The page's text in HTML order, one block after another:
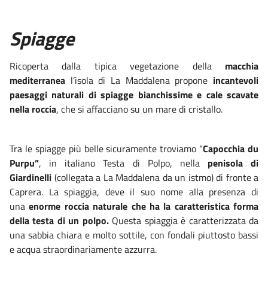
Spiagge
Ricoperta dalla tipica vegetazione dellamacchia
mediterranea l’isola di La Maddalena propone incantevoli
paesaggi naturali di spiagge bianchissime e cale scavate
nella roccia, che si affacciano su un mare di cristallo.
Tra le spiagge più belle sicuramente troviamo “Capocchia du
Purpu”, in italiano Testa di Polpo, nella penisola di
Giardinelli (collegata a La Maddalena da un istmo) di fronte a
Caprera. La spiaggia, deve il suo nome alla presenza di
unaenorme roccia naturale che ha la caratteristica forma
della testa di un polpo.Questa spiaggia è caratterizzata da
una sabbia chiara e molto sottile, con fondali piuttosto bassi
e acqua straordinariamente azzurra.